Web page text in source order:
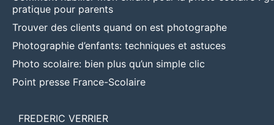
pratique pour parents
Trouver des clients quand on est photographe
Photographie d’enfants: techniques et astuces
Photo scolaire: bien plus qu’un simple clic
Point presse France-Scolaire
FREDERIC VERRIER